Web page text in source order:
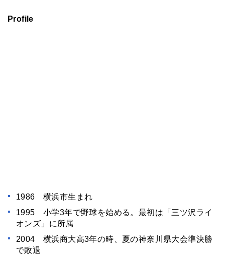
Profile
1986 横浜市生まれ
1995 小学3年で野球を始める。最初は「三ツ沢ライ
オンズ」に所属
2004 横浜商大高3年の時、夏の神奈川県大会準決勝
で敗退